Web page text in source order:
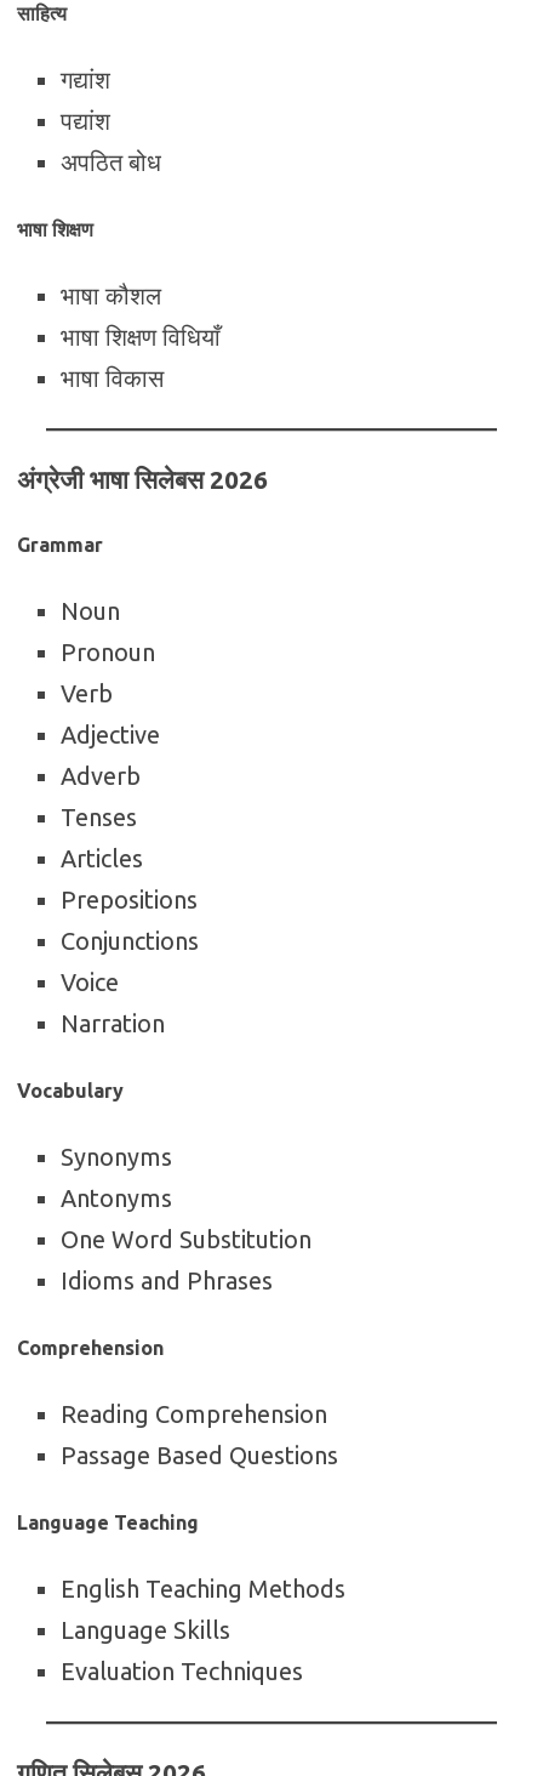
साहित्य
गद्यांश
पद्यांश
अपठित बोध
भाषा शिक्षण
भाषा कौशल
भाषा शिक्षण विधियाँ
भाषा विकास
अंग्रेजी भाषा सिलेबस 2026
Grammar
Noun
Pronoun
Verb
Adjective
Adverb
Tenses
Articles
Prepositions
Conjunctions
Voice
Narration
Vocabulary
Synonyms
Antonyms
One Word Substitution
Idioms and Phrases
Comprehension
Reading Comprehension
Passage Based Questions
Language Teaching
English Teaching Methods
Language Skills
Evaluation Techniques